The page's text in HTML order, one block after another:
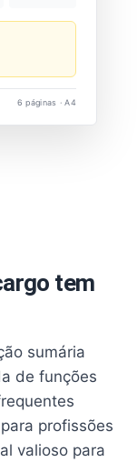
6 páginas · A4
tem
sumária
de funções
profissões
valioso para